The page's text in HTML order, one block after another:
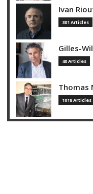
Ivan
301 Articles
Gilles-
40 Articles
Thomas
1018 Articles